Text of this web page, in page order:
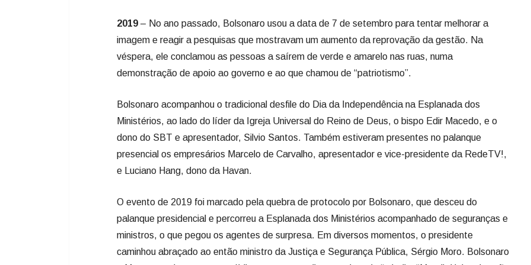
2019 – No ano passado, Bolsonaro usou a data de 7 de setembro para tentar melhorar a
imagem e reagir a pesquisas que mostravam um aumento da reprovação da gestão. Na
véspera, ele conclamou as pessoas a saírem de verde e amarelo nas ruas, numa
demonstração de apoio ao governo e ao que chamou de “patriotismo”.
Bolsonaro acompanhou o tradicional desfile do Dia da Independência na Esplanada dos
Ministérios, ao lado do líder da Igreja Universal do Reino de Deus, o bispo Edir Macedo, e o
dono do SBT e apresentador, Silvio Santos. Também estiveram presentes no palanque
presencial os empresários Marcelo de Carvalho, apresentador e vice-presidente da RedeTV!,
e Luciano Hang, dono da Havan.
O evento de 2019 foi marcado pela quebra de protocolo por Bolsonaro, que desceu do
palanque presidencial e percorreu a Esplanada dos Ministérios acompanhado de seguranças e
ministros, o que pegou os agentes de surpresa. Em diversos momentos, o presidente
caminhou abraçado ao então ministro da Justiça e Segurança Pública, Sérgio Moro. Bolsonaro